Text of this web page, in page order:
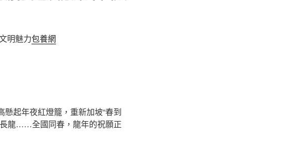
明魅力包養網
起年夜紅燈籠，重新加坡“春到
龍……全國同春，龍年的祝願正